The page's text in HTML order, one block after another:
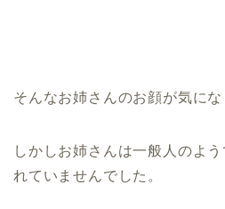
そんなお姉さんのお顔が気にな
しかしお姉さんは一般人のよ
れていませんでした。